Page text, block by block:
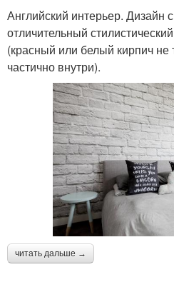
Английский интерьер. Дизайн
отличительный
(красный или белый кирпич не
частично внутри).
читать дальше →